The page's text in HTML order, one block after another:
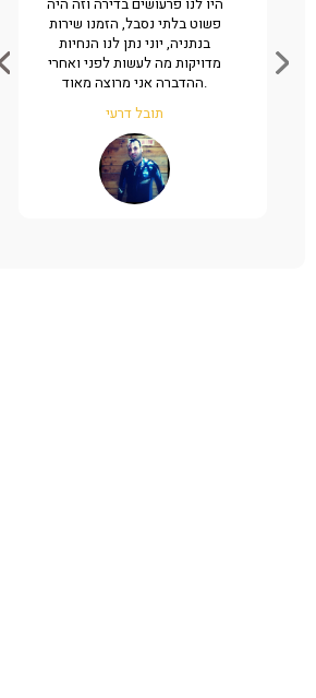
פשוט בלתי נסבל, הזמנו שירות
בנתניה, יוני נתן לנו הנחיות
מדויקות מה לעשות לפני ואחרי
ההדברה אני מרוצה מאוד.
תובל דרעי